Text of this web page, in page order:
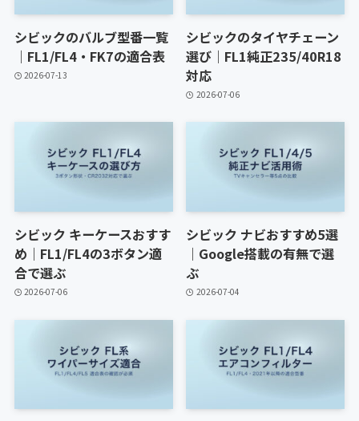
シビックのバルブ型番一覧
｜FL1/FL4・FK7の適合表
2026-07-13
シビックのタイヤチェーン
選び｜FL1純正235/40R18
対応
2026-07-06
シビック キーケースおすす
め｜FL1/FL4の3ボタン適
合で選ぶ
2026-07-06
シビック ナビおすすめ5選
｜Google搭載の有無で選
ぶ
2026-07-04